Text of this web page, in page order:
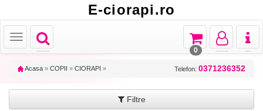
E-ciorapi.ro
Toggle
navigation
Toggle
Toggle
navigation
Toggle
navigation
Toggle
navigation
0
Acasa » COPII » CIORAPI » Telefon: 0371236352
Filtre